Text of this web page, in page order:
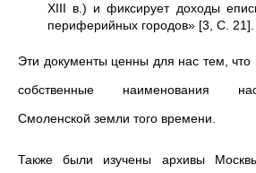
XIII в.) и фиксирует доходы
периферийных городов» [3, C. 21].
Эти документы ценны для нас тем,
собственные наименования
Смоленской земли того времени.
Также были изучены архивы